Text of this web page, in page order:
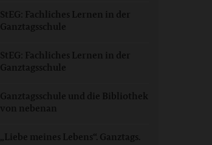
StEG: Fachliches Lernen in der
Ganztagsschule
StEG: Fachliches Lernen in der
Ganztagsschule
Ganztagsschule und die Bibliothek
von nebenan
„Liebe meines Lebens“. Ganztags.